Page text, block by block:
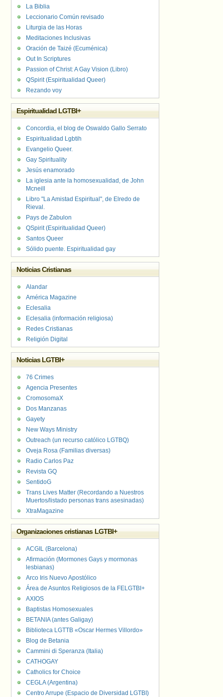
La Biblia
Leccionario Común revisado
Liturgia de las Horas
Meditaciones Inclusivas
Oración de Taizé (Ecuménica)
Out In Scriptures
Passion of Christ: A Gay Vision (Libro)
QSpirit (Espiritualidad Queer)
Rezando voy
Espiritualidad LGTBI+
Concordia, el blog de Oswaldo Gallo Serrato
Espiritualidad Lgbtih
Evangelio Queer.
Gay Spirituality
Jesús enamorado
La iglesia ante la homosexualidad, de John
Mcneill
Libro "La Amistad Espiritual", de Elredo de
Rieval.
Pays de Zabulon
QSpirit (Espiritualidad Queer)
Santos Queer
Sólido puente. Espiritualidad gay
Noticias Cristianas
Alandar
América Magazine
Eclesalia
Eclesalia (información religiosa)
Redes Cristianas
Religión Digital
Noticias LGTBI+
76 Crimes
Agencia Presentes
CromosomaX
Dos Manzanas
Gayety
New Ways Ministry
Outreach (un recurso católico LGTBQ)
Oveja Rosa (Familias diversas)
Radio Carlos Paz
Revista GQ
SentidoG
Trans Lives Matter (Recordando a Nuestros
Muertos/listado personas trans asesinadas)
XtraMagazine
Organizaciones cristianas LGTBI+
ACGIL (Barcelona)
Afirmación (Mormones Gays y mormonas
lesbianas)
Arco Iris Nuevo Apostólico
Área de Asuntos Religiosos de la FELGTBI+
AXIOS
Baptistas Homosexuales
BETANIA (antes Galigay)
Biblioteca LGTTB «Oscar Hermes Villordo»
Blog de Betania
Cammini di Speranza (Italia)
CATHOGAY
Catholics for Choice
CEGLA (Argentina)
Centro Arrupe (Espacio de Diversidad LGTBI)